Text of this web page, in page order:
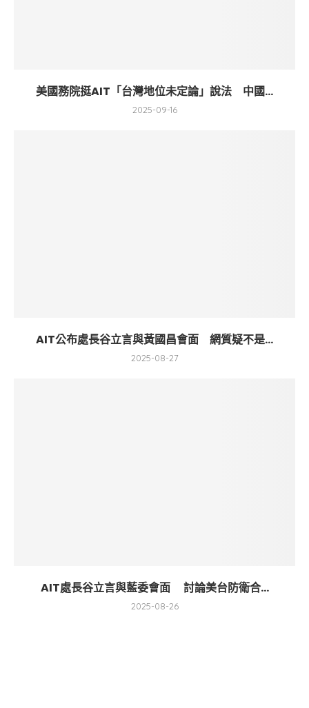
美國務院挺AIT「台灣地位未定論」說法 中國...
2025-09-16
AIT公布處長谷立言與黃國昌會面 網質疑不是...
2025-08-27
AIT處長谷立言與藍委會面 討論美台防衛合...
2025-08-26